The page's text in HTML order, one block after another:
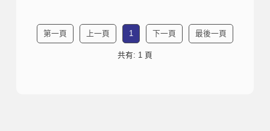
第一頁 上一頁 1 下一頁 最後一頁
共有: 1 頁